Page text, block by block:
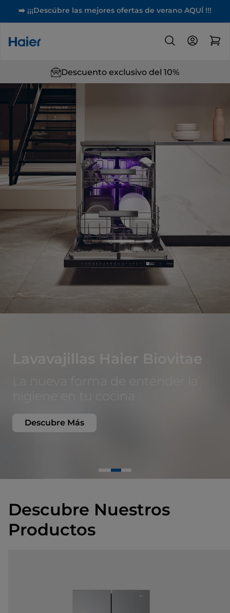
➡️ ¡¡¡Descúbre las mejores ofertas de verano AQUÍ !!!
Descuento exclusivo del 10%
Lavavajillas Haier Biovitae
higiene en tu cocina
Descubre Más
Descubre Nuestros
Productos